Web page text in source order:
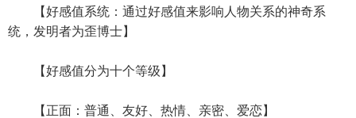
【好感值系统：通过好感值来影响人物关系的神奇系
统，发明者为歪博士】
【好感值分为十个等级】
【正面：普通、友好、热情、亲密、爱恋】